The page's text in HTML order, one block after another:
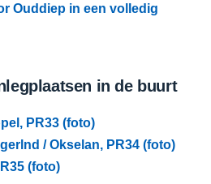
Ouddiep in een volledig
in de buurt
PR33 (foto)
/ Okselan, PR34 (foto)
(foto)